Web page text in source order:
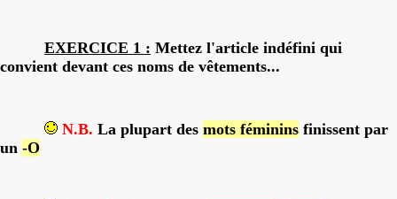
EXERCICE 1 : Mettez l'article indéfini qui
convient devant ces noms de vêtements...
N.B. La plupart des mots féminins finissent par
un -O